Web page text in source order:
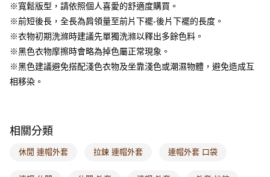
每筆NT$60，滿NT$1,000(含以上)免運費
宅配
每筆NT$120，滿NT$1,000(含以上)免運費
付款後門市自取
每筆NT$60，滿NT$1,000(含以上)免運費
海外配送-其他亞洲地區
海外配送-歐美地區
※寬鬆版型，請依照個人喜愛的舒適度購買。
※前短後長，全長為肩領量至前片下襬-後片下襬的長度。
※衣物初期洗滌時建議先單獨洗滌以釋出多餘色料。
※黑色衣物摩擦時會略為掉色屬正常現象。
※黑色建議避免搭配淺色衣物及坐靠淺色或潮濕物體，避免造成互
相移染。
相關分類
休閒 連帽外套 拉鍊 連帽外套 連帽外套 口袋